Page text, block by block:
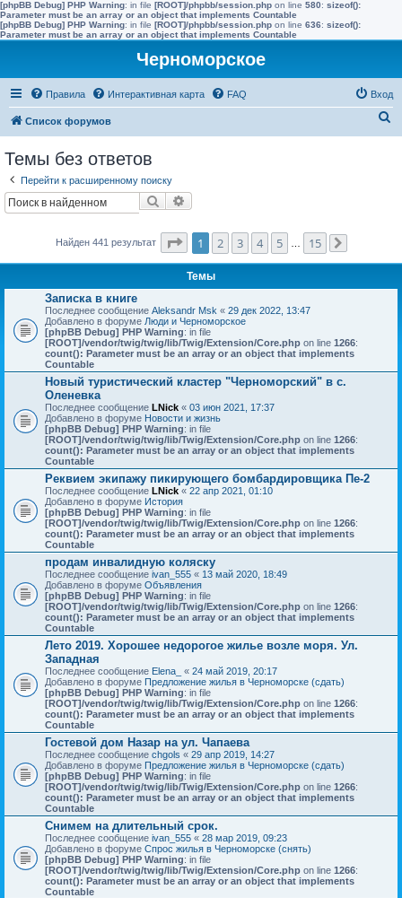
[phpBB Debug] PHP Warning: in file [ROOT]/phpbb/session.php on line 580: sizeof():
Parameter must be an array or an object that implements Countable
[phpBB Debug] PHP Warning: in file [ROOT]/phpbb/session.php on line 636: sizeof():
Parameter must be an array or an object that implements Countable
Черноморское
Правила Интерактивная карта FAQ Вход
Список форумов
Темы без ответов
Перейти к расширенному поиску
Поиск
Найден 441 результат Страница1 из
1 2 3 4 5 15
Темы
Записка в книге
Последнее сообщение Aleksandr Msk « 29 дек 2022, 13:47
Добавлено в форуме Люди и Черноморское
[phpBB Debug] PHP Warning: in file
[ROOT]/vendor/twig/twig/lib/Twig/Extension/Core.php on line 1266:
count(): Parameter must be an array or an object that implements
Countable
Новый туристический кластер "Черноморский" в с.
Оленевка
Последнее сообщение LNick « 03 июн 2021, 17:37
Добавлено в форуме Новости и жизнь
[phpBB Debug] PHP Warning: in file
[ROOT]/vendor/twig/twig/lib/Twig/Extension/Core.php on line 1266:
count(): Parameter must be an array or an object that implements
Countable
Реквием экипажу пикирующего бомбардировщика Пе-2
Последнее сообщение LNick « 22 апр 2021, 01:10
Добавлено в форуме История
[phpBB Debug] PHP Warning: in file
[ROOT]/vendor/twig/twig/lib/Twig/Extension/Core.php on line 1266:
count(): Parameter must be an array or an object that implements
Countable
продам инвалидную коляску
Последнее сообщение ivan_555 « 13 май 2020, 18:49
Добавлено в форуме Объявления
[phpBB Debug] PHP Warning: in file
[ROOT]/vendor/twig/twig/lib/Twig/Extension/Core.php on line 1266:
count(): Parameter must be an array or an object that implements
Countable
Лето 2019. Хорошее недорогое жилье возле моря. Ул.
Западная
Последнее сообщение Elena_ « 24 май 2019, 20:17
Добавлено в форуме Предложение жилья в Черноморске (сдать)
[phpBB Debug] PHP Warning: in file
[ROOT]/vendor/twig/twig/lib/Twig/Extension/Core.php on line 1266:
count(): Parameter must be an array or an object that implements
Countable
Гостевой дом Назар на ул. Чапаева
Последнее сообщение chgols « 29 апр 2019, 14:27
Добавлено в форуме Предложение жилья в Черноморске (сдать)
[phpBB Debug] PHP Warning: in file
[ROOT]/vendor/twig/twig/lib/Twig/Extension/Core.php on line 1266:
count(): Parameter must be an array or an object that implements
Countable
Снимем на длительный срок.
Последнее сообщение ivan_555 « 28 мар 2019, 09:23
Добавлено в форуме Спрос жилья в Черноморске (снять)
[phpBB Debug] PHP Warning: in file
[ROOT]/vendor/twig/twig/lib/Twig/Extension/Core.php on line 1266:
count(): Parameter must be an array or an object that implements
Countable